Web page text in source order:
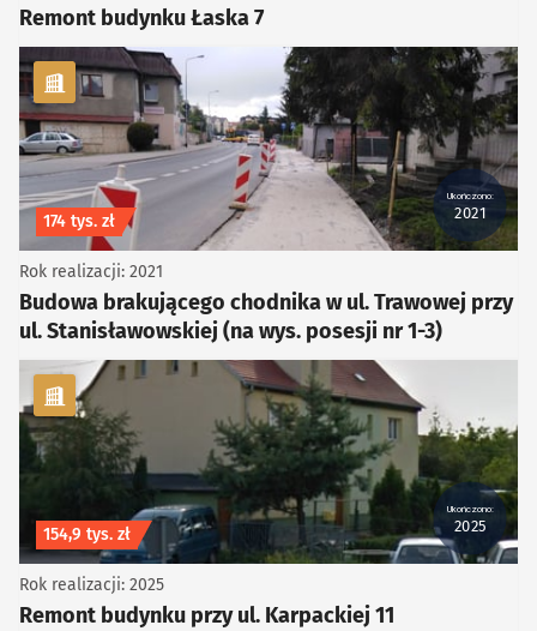
Remont budynku Łaska 7
kategoria Piesze
Ukończono:
2021
Koszt inwestycji
174 tys. zł
Budowa brakującego chodnika w ul. Trawowej przy
ul. Stanisławowskiej (na wys. posesji nr 1-3)
Rok realizacji: 2021
kategoria Infrastruktura
Ukończono:
2025
Koszt inwestycji
154,9 tys. zł
Remont budynku przy ul. Karpackiej 11
Rok realizacji: 2025